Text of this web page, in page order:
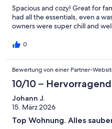
Ungenügend
Spacious and cozy! Great for
had all the essentials, even a
owners were super chill and
0
Bewertung von einer Partner-
10/10 – Hervorragend
Johann J.
15. März 2026
Top Wohnung. Alles